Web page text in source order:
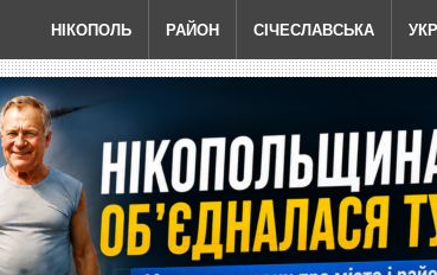
НІКОПОЛЬ РАЙОН СІЧЕСЛАВСЬКА